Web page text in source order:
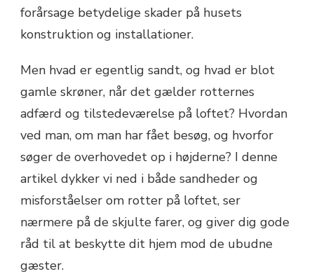
forårsage betydelige skader på husets
konstruktion og installationer.
Men hvad er egentlig sandt, og hvad er blot
gamle skrøner, når det gælder rotternes
adfærd og tilstedeværelse på loftet? Hvordan
ved man, om man har fået besøg, og hvorfor
søger de overhovedet op i højderne? I denne
artikel dykker vi ned i både sandheder og
misforståelser om rotter på loftet, ser
nærmere på de skjulte farer, og giver dig gode
råd til at beskytte dit hjem mod de ubudne
gæster.